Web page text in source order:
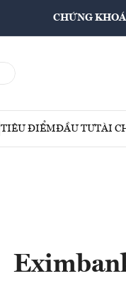
CHỨNG
TIÊU ĐIỂMĐẦU TƯTÀI